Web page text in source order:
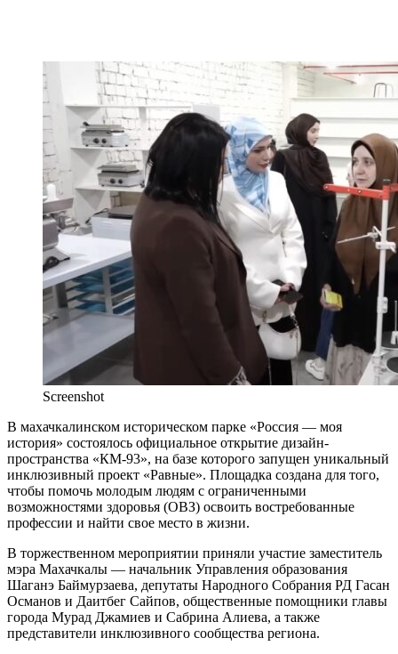
Screenshot
В махачкалинском историческом парке «Россия — моя
история» состоялось официальное открытие дизайн-
пространства «КМ-93», на базе которого запущен уникальный
инклюзивный проект «Равные». Площадка создана для того,
чтобы помочь молодым людям с ограниченными
возможностями здоровья (ОВЗ) освоить востребованные
профессии и найти свое место в жизни.
В торжественном мероприятии приняли участие заместитель
мэра Махачкалы — начальник Управления образования
Шаганэ Баймурзаева, депутаты Народного Собрания РД Гасан
Османов и Даитбег Сайпов, общественные помощники главы
города Мурад Джамиев и Сабрина Алиева, а также
представители инклюзивного сообщества региона.